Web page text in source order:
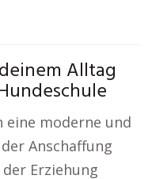
Alltag
eine moderne und
Anschaffung
Erziehung